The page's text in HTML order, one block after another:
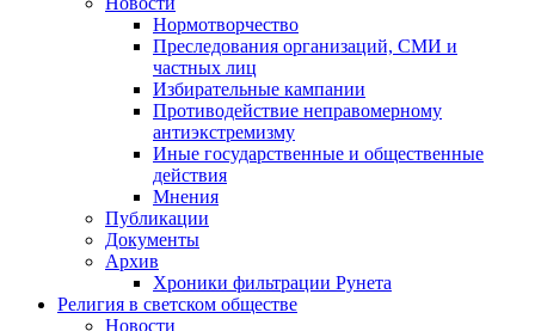
Нормотворчество
Преследования организаций, СМИ и
частных лиц
Избирательные кампании
Противодействие неправомерному
антиэкстремизму
Иные государственные и общественные
действия
Мнения
Публикации
Документы
Архив
Хроники фильтрации Рунета
Религия в светском обществе
Новости